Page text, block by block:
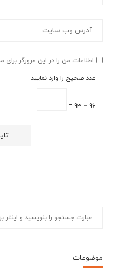
اطلاعات من را در این مرورگر
عدد صحیح را وارد نمایید
96 − 93 =
موضوعات